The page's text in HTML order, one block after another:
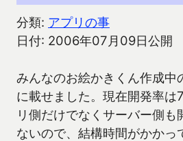
分類: アプリの事
日付: 2006年07月09日公開
みんなのお絵かきくん作成中
に載せました。現在開発率
リ側だけでなくサーバー側も
ないので、結構時間がかかっ